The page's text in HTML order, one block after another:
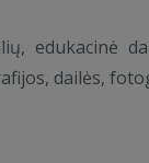
edukacinė
dailės,